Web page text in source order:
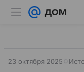
23 октября 2025